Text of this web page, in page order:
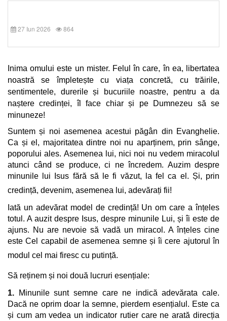
27 Iun 2026 864
Inima omului este un mister. Felul în care, în ea, libertatea
noastră se împletește cu viața concretă, cu trăirile,
sentimentele, durerile și bucuriile noastre, pentru a da
naștere credinței, îl face chiar și pe Dumnezeu să se
minuneze!
Suntem și noi asemenea acestui păgân din Evanghelie.
Ca și el, majoritatea dintre noi nu aparținem, prin sânge,
poporului ales. Asemenea lui, nici noi nu vedem miracolul
atunci când se produce, ci ne încredem. Auzim despre
minunile lui Isus fără să le fi văzut, la fel ca el. Și, prin
credință, devenim, asemenea lui, adevărați fii!
Iată un adevărat model de credință! Un om care a înțeles
totul. A auzit despre Isus, despre minunile Lui, și îi este de
ajuns. Nu are nevoie să vadă un miracol. A înțeles cine
este Cel capabil de asemenea semne și îi cere ajutorul în
modul cel mai firesc cu putință.
Să reținem și noi două lucruri esențiale:
1.
Minunile sunt semne care ne indică adevărata cale.
Dacă ne oprim doar la semne, pierdem esențialul. Este ca
și cum am vedea un indicator rutier care ne arată direcția